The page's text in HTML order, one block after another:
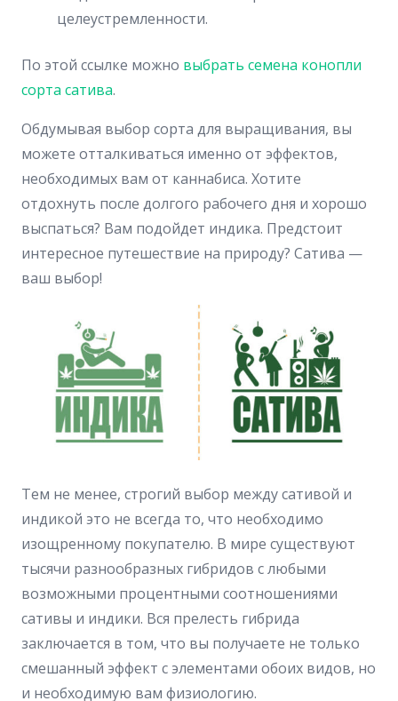
целеустремленности.
По этой ссылке можно выбрать семена конопли
сорта сатива.
Обдумывая выбор сорта для выращивания, вы
можете отталкиваться именно от эффектов,
необходимых вам от каннабиса. Хотите
отдохнуть после долгого рабочего дня и хорошо
выспаться? Вам подойдет индика. Предстоит
интересное путешествие на природу? Сатива —
ваш выбор!
Тем не менее, строгий выбор между сативой и
индикой это не всегда то, что необходимо
изощренному покупателю. В мире существуют
тысячи разнообразных гибридов с любыми
возможными процентными соотношениями
сативы и индики. Вся прелесть гибрида
заключается в том, что вы получаете не только
смешанный эффект с элементами обоих видов, но
и необходимую вам физиологию.